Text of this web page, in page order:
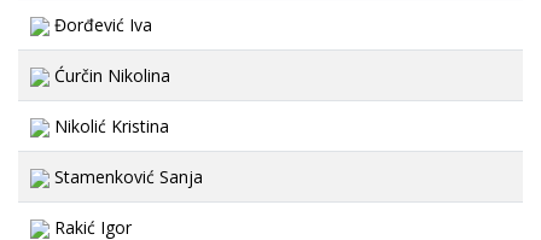
Đorđević Iva
Ćurčin Nikolina
Nikolić Kristina
Stamenković Sanja
Rakić Igor